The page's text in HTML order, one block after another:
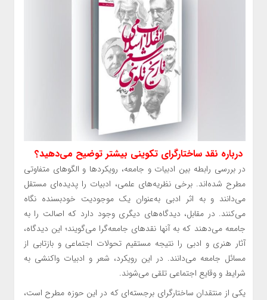
درباره نقد ساختارگرای تکوینی بیشتر توضیح می‌دهید؟
در بررسی رابطه بین ادبیات و جامعه، رویکردها و الگوهای متفاوتی
مطرح شده‌اند. برخی نظریه‌های علمی، ادبیات را پدیده‌ای مستقل
می‌دانند و به اثر ادبی به‌عنوان یک موجودیت خودبسنده نگاه
می‌کنند. در مقابل، دیدگاه‌های دیگری وجود دارد که اصالت را به
جامعه می‌دهند که به آنها نقدهای جامعه‌گرا می‌گویند؛ این دیدگاه،
آثار هنری و ادبی را نتیجه مستقیم تحولات اجتماعی و بازتابی از
مسائل جامعه می‌دانند. در این رویکرد، شعر و ادبیات واکنشی به
شرایط و وقایع اجتماعی تلقی می‌شوند.
یکی از منتقدان ساختارگرای برجسته‌ای که در این حوزه مطرح است،